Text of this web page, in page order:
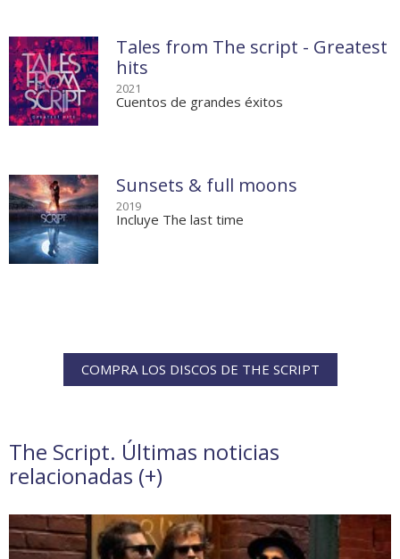
Tales from The script - Greatest
hits
2021
Cuentos de grandes éxitos
Sunsets & full moons
2019
Incluye The last time
COMPRA LOS DISCOS DE THE SCRIPT
The Script. Últimas noticias
relacionadas (+)